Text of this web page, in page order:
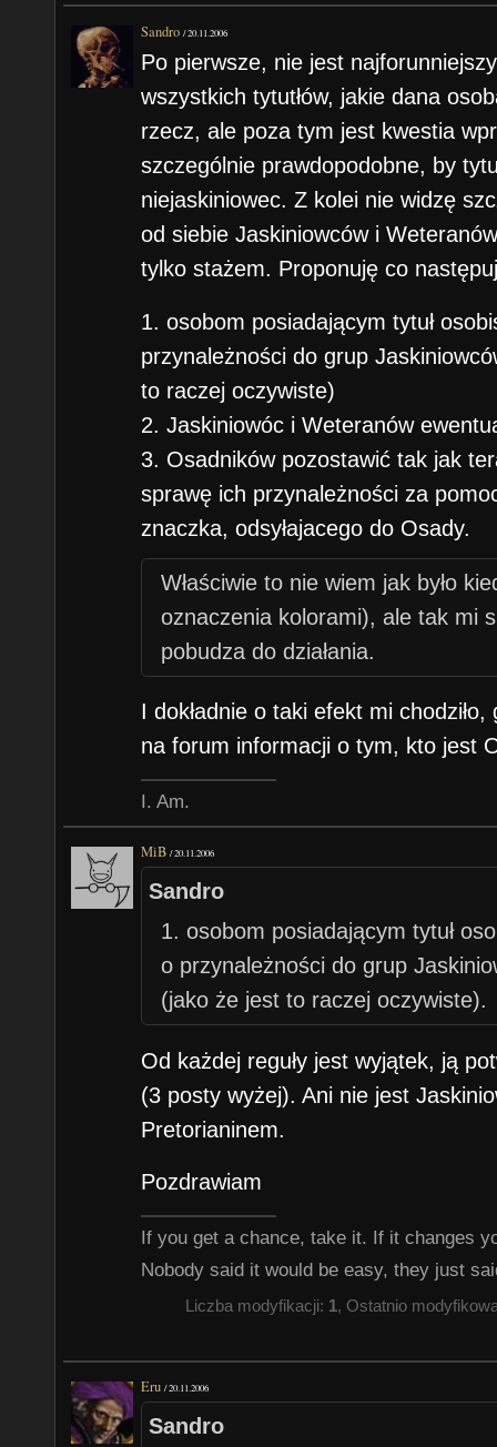
Sandro /20.11.2006
Po pierwsze, nie jest
wszystkich tytutłów, jakie dana
rzecz, ale poza tym jest kwestia
szczególnie prawdopodobne, by
niejaskiniowec. Z kolei nie widzę
od siebie Jaskiniowców i
tylko stażem. Proponuję co
1. osobom posiadającym tytuł
przynależności do grup
to raczej oczywiste)
2. Jaskiniowóc i Weteranów
3. Osadników pozostawić tak jak
sprawę ich przynależności za
znaczka, odsyłajacego do Osady.
Właściwie to nie wiem jak było
oznaczenia kolorami), ale tak mi
pobudza do działania.
I dokładnie o taki efekt mi
na forum informacji o tym, kto jest
I. Am.
MiB /20.11.2006
Sandro
1. osobom posiadającym tytuł
o przynależności do grup
(jako że jest to raczej oczywiste).
Od każdej reguły jest wyjątek, ją
(3 posty wyżej). Ani nie jest
Pretorianinem.
Pozdrawiam
If you get a chance, take it. If it changes
Nobody said it would be easy, they just
Liczba modyfikacji: 1, Ostatnio
Eru /20.11.2006
Sandro